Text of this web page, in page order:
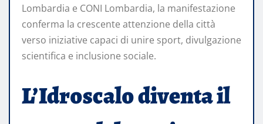
Lombardia e CONI Lombardia, la manifestazione
conferma la crescente attenzione della città
verso iniziative capaci di unire sport, divulgazione
scientifica e inclusione sociale.
L’Idroscalo diventa il